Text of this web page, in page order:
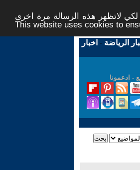
لاتظهر هذه الرسالة مرة اخرى -
This website uses cookies to
الرياضة - اخبار
- ادعمونا